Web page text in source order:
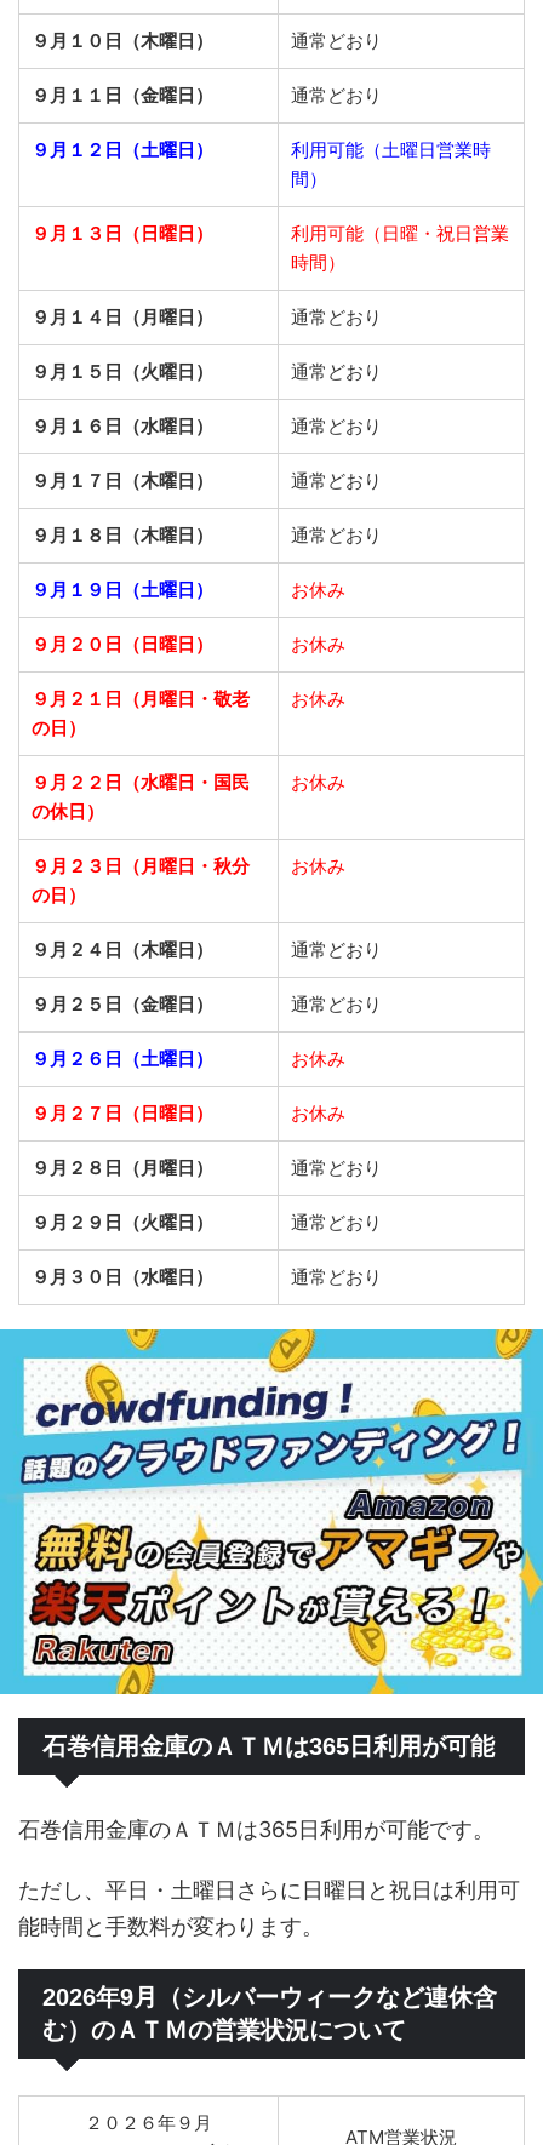
９月１０日（木曜日） 通常どおり
９月１１日（金曜日） 通常どおり
９月１２日（土曜日）
利用可能（土曜日営業時
間）
９月１３日（日曜日）
利用可能（日曜・祝日営業
時間）
９月１４日（月曜日） 通常どおり
９月１５日（火曜日） 通常どおり
９月１６日（水曜日） 通常どおり
９月１７日（木曜日） 通常どおり
９月１８日（木曜日） 通常どおり
９月１９日（土曜日） お休み
９月２０日（日曜日） お休み
９月２１日
（月曜日・敬老
の日）
お休み
９月２２日
（水曜日・国民
の休日）
お休み
９月２３日
（月曜日・秋分
の日）
お休み
９月２４日（木曜日） 通常どおり
９月２５日（金曜日） 通常どおり
９月２６日（土曜日） お休み
９月２７日（日曜日） お休み
９月２８日（月曜日） 通常どおり
９月２９日（火曜日） 通常どおり
９月３０日（水曜日） 通常どおり
石巻信用金庫のＡＴＭは365日利用が可能
石巻信用金庫のＡＴＭは365日利用が可能です。
ただし、平日・土曜日さらに日曜日と祝日は利用可
能時間と手数料が変わります。
2026年9月（シルバーウィークなど連休含
む）のＡＴＭの営業状況について
２０２６年９月
ATM営業状況